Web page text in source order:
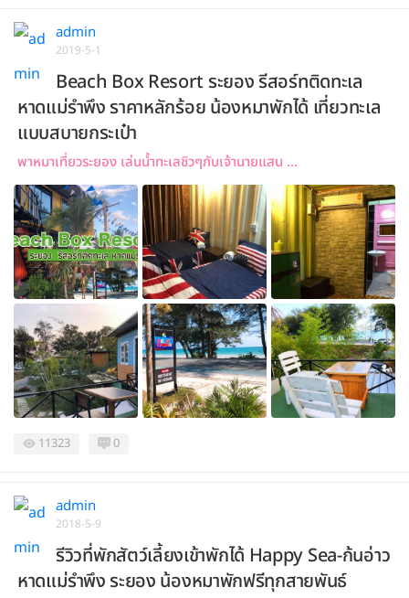
admin
2019-5-1
Beach Box Resort ระยอง รีสอร์ทติดทะเล
หาดแม่รำพึง ราคาหลักร้อย น้องหมาพักได้ เที่ยวทะเล
แบบสบายกระเป๋า
พาหมาเที่ยวระยอง เล่นน้ำทะเลชิวๆกับเจ้านายแสน ...
11323 0
admin
2018-5-9
รีวิวที่พักสัตว์เลี้ยงเข้าพักได้ Happy Sea-ก้นอ่าว
หาดแม่รำพึง ระยอง น้องหมาพักฟรีทุกสายพันธ์